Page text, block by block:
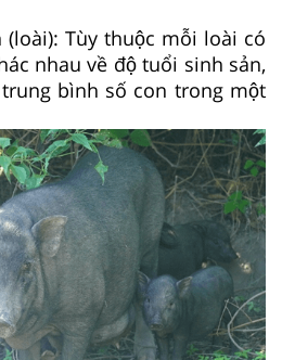
Tùy thuộc mỗi loài có
nhau về độ tuổi sinh sản,
bình số con trong một